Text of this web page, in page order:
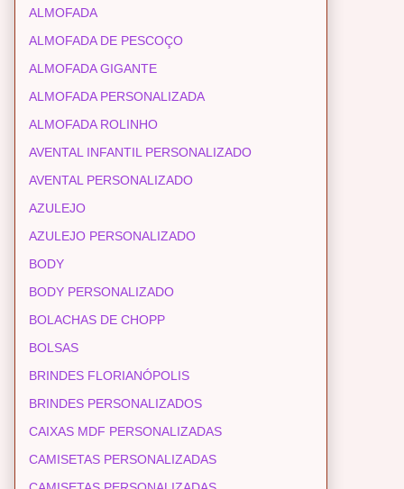
ALMOFADA
ALMOFADA DE PESCOÇO
ALMOFADA GIGANTE
ALMOFADA PERSONALIZADA
ALMOFADA ROLINHO
AVENTAL INFANTIL PERSONALIZADO
AVENTAL PERSONALIZADO
AZULEJO
AZULEJO PERSONALIZADO
BODY
BODY PERSONALIZADO
BOLACHAS DE CHOPP
BOLSAS
BRINDES FLORIANÓPOLIS
BRINDES PERSONALIZADOS
CAIXAS MDF PERSONALIZADAS
CAMISETAS PERSONALIZADAS